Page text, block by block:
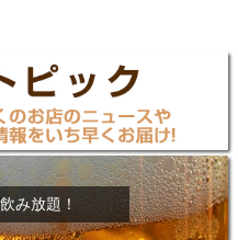
み放題！